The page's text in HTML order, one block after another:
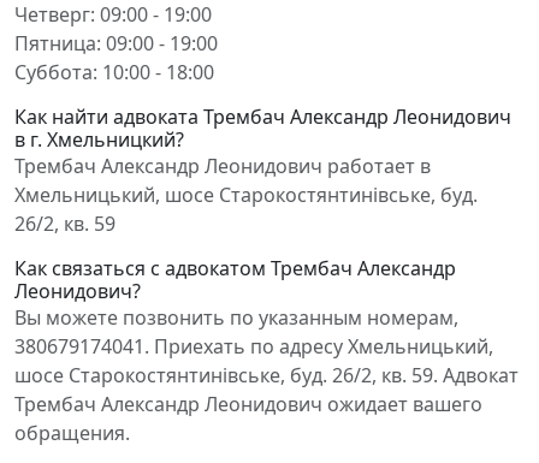
Четверг: 09:00 - 19:00
Пятница: 09:00 - 19:00
Суббота: 10:00 - 18:00
Как найти адвоката Трембач Александр Леонидович
в г. Хмельницкий?
Трембач Александр Леонидович работает в
Хмельницький, шосе Старокостянтинівське, буд.
26/2, кв. 59
Как связаться с адвокатом Трембач Александр
Леонидович?
Вы можете позвонить по указанным номерам,
380679174041. Приехать по адресу Хмельницький,
шосе Старокостянтинівське, буд. 26/2, кв. 59. Адвокат
Трембач Александр Леонидович ожидает вашего
обращения.